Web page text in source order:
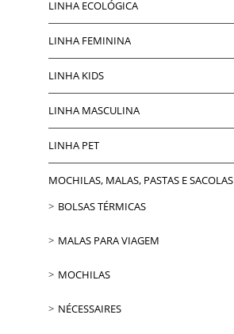
LINHA ECOLÓGICA
LINHA FEMININA
LINHA KIDS
LINHA MASCULINA
LINHA PET
MOCHILAS, MALAS, PASTAS E SACOLAS
BOLSAS TÉRMICAS
MALAS PARA VIAGEM
MOCHILAS
NÉCESSAIRES